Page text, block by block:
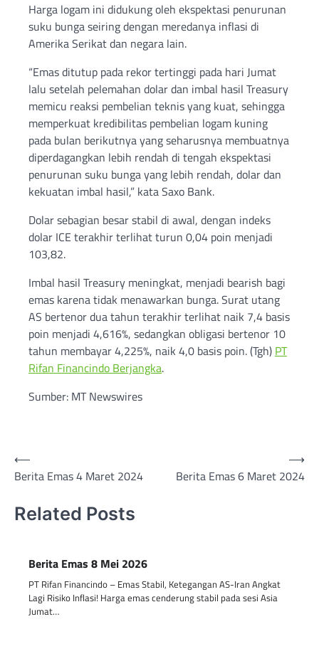
Harga logam ini didukung oleh ekspektasi penurunan
suku bunga seiring dengan meredanya inflasi di
Amerika Serikat dan negara lain.
“Emas ditutup pada rekor tertinggi pada hari Jumat
lalu setelah pelemahan dolar dan imbal hasil Treasury
memicu reaksi pembelian teknis yang kuat, sehingga
memperkuat kredibilitas pembelian logam kuning
pada bulan berikutnya yang seharusnya membuatnya
diperdagangkan lebih rendah di tengah ekspektasi
penurunan suku bunga yang lebih rendah, dolar dan
kekuatan imbal hasil,” kata Saxo Bank.
Dolar sebagian besar stabil di awal, dengan indeks
dolar ICE terakhir terlihat turun 0,04 poin menjadi
103,82.
Imbal hasil Treasury meningkat, menjadi bearish bagi
emas karena tidak menawarkan bunga. Surat utang
AS bertenor dua tahun terakhir terlihat naik 7,4 basis
poin menjadi 4,616%, sedangkan obligasi bertenor 10
tahun membayar 4,225%, naik 4,0 basis poin. (Tgh) PT
Rifan Financindo Berjangka.
Sumber: MT Newswires
Post
navigation
⟵
Berita Emas 4 Maret 2024
Berita Emas 6 Maret 2024
⟶
Related Posts
Berita Emas 8 Mei 2026
PT Rifan Financindo – Emas Stabil, Ketegangan AS-Iran Angkat
Lagi Risiko Inflasi! Harga emas cenderung stabil pada sesi Asia
Jumat…